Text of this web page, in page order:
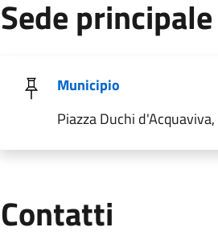
Sede principale
Municipio
Piazza Duchi
Contatti